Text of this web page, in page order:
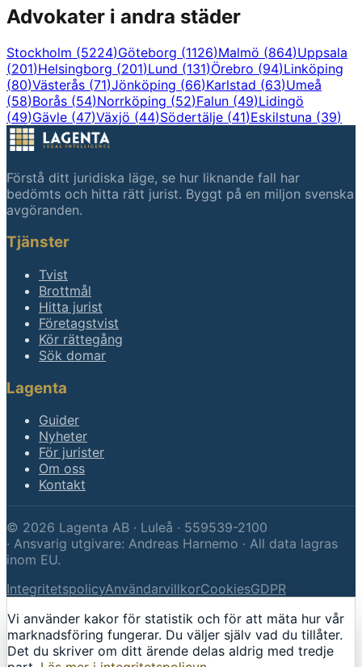
Advokater i andra städer
Stockholm (5224)Göteborg (1126)Malmö (864)Uppsala
(201)Helsingborg (201)Lund (131)Örebro (94)Linköping
(80)Västerås (71)Jönköping (66)Karlstad (63)Umeå
(58)Borås (54)Norrköping (52)Falun (49)Lidingö
(49)Gävle (47)Växjö (44)Södertälje (41)Eskilstuna (39)
Förstå ditt juridiska läge, se hur liknande fall har
bedömts och hitta rätt jurist. Byggt på en miljon svenska
avgöranden.
Tjänster
Tvist
Brottmål
Hitta jurist
Företagstvist
Kör rättegång
Sök domar
Lagenta
Guider
Nyheter
För jurister
Om oss
Kontakt
© 2026 Lagenta AB · Luleå · 559539-2100
· Ansvarig utgivare: Andreas Harnemo · All data lagras
inom EU.
IntegritetspolicyAnvändarvillkorCookiesGDPR
Vi använder kakor för statistik och för att mäta hur vår
marknadsföring fungerar. Du väljer själv vad du tillåter.
Det du skriver om ditt ärende delas aldrig med tredje